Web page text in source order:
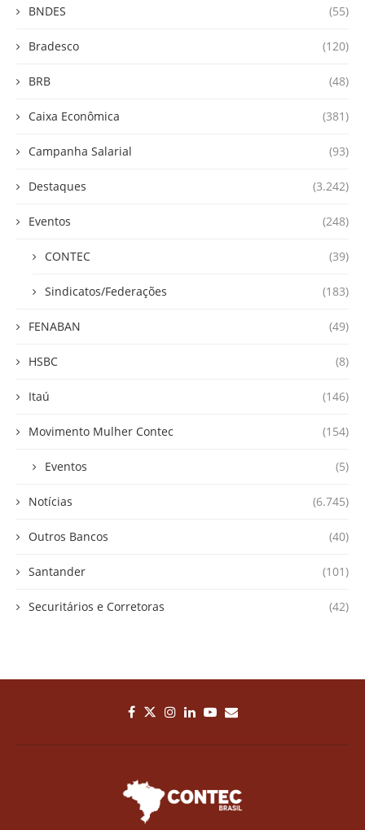
BNDES (55)
Bradesco (120)
BRB (48)
Caixa Econômica (381)
Campanha Salarial (93)
Destaques (3.242)
Eventos (248)
CONTEC (39)
Sindicatos/Federações (183)
FENABAN (49)
HSBC (8)
Itaú (146)
Movimento Mulher Contec (154)
Eventos (5)
Notícias (6.745)
Outros Bancos (40)
Santander (101)
Securitários e Corretoras (42)